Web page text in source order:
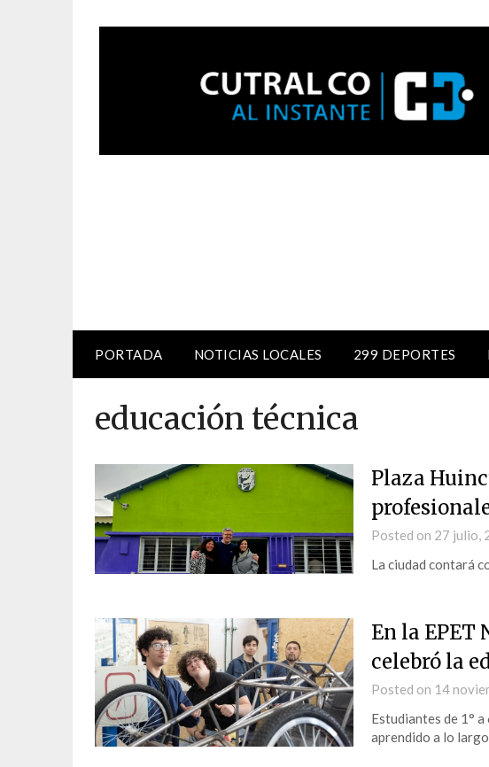
PORTADA NOTICIAS LOCALES 299 DEPORTES
educación técnica
Plaza
Posted on 27 julio,
La ciudad contará
En la EPET
celebró la
Posted on 14
Estudiantes de 1°
aprendido a lo